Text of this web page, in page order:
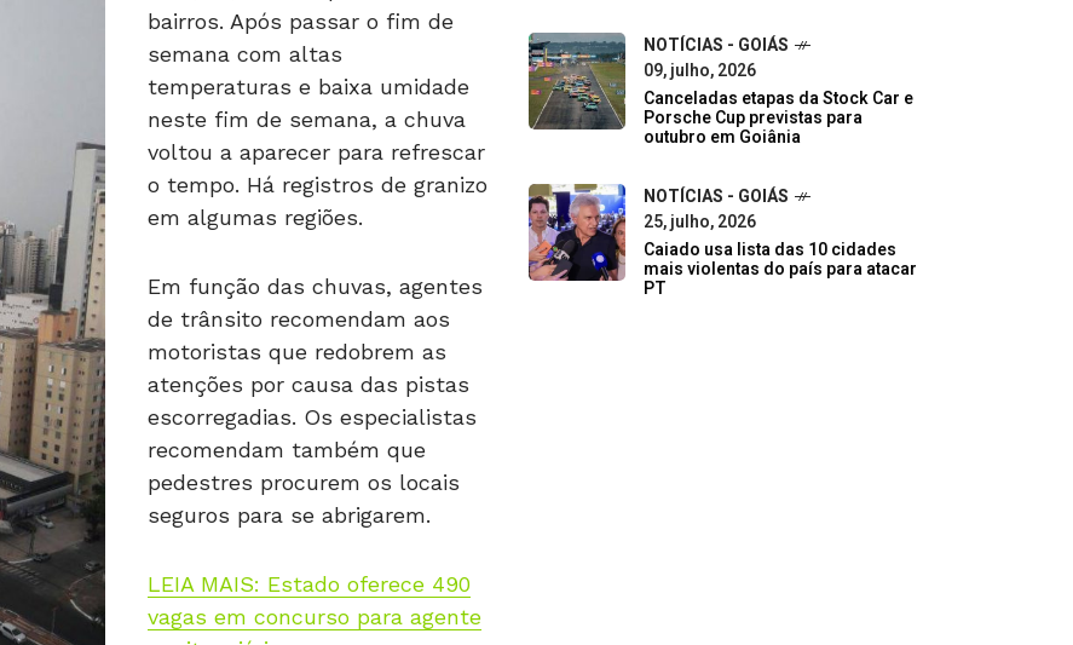
bairros. Após passar o fim de
semana com altas
temperaturas e baixa umidade
neste fim de semana, a chuva
voltou a aparecer para refrescar
o tempo. Há registros de granizo
em algumas regiões.
Em função das chuvas, agentes
de trânsito recomendam aos
motoristas que redobrem as
atenções por causa das pistas
escorregadias. Os especialistas
recomendam também que
pedestres procurem os locais
seguros para se abrigarem.
LEIA MAIS: Estado oferece 490
vagas em concurso para agente
NOTÍCIAS - GOIÁS
09, julho, 2026
Canceladas etapas da Stock Car e
Porsche Cup previstas para
outubro em Goiânia
NOTÍCIAS - GOIÁS
25, julho, 2026
Caiado usa lista das 10 cidades
mais violentas do país para atacar
PT